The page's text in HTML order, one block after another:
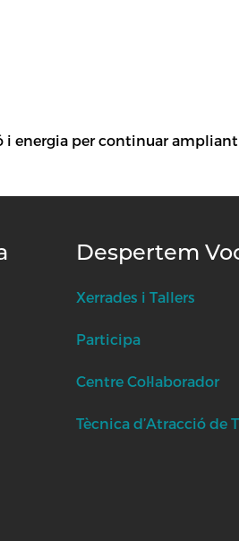
i energia per continuar
Despertem
Xerrades i Tallers
Participa
Centre Col·laborador
Tècnica d’Atracció de